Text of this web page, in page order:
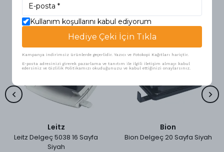
Leitz
Leitz Delgeç 5038 16 Sayfa
Siyah
Bion
Bion Delgeç 20 Sayfa Siyah
Kullanım koşullarını kabul ediyorum
Hediye Çeki İçin Tıkla
Kampanya indirimsiz ürünlerde geçerlidir. Yazıcı ve Fotokopi Kağıtları hariçtir.
E-posta adresinizi girerek pazarlama ve tanıtım ile ilgili iletişim almayı kabul
edersiniz ve Gizlilik Politikamızı okuduğunuzu ve kabul ettiğinizi onaylarsınız.